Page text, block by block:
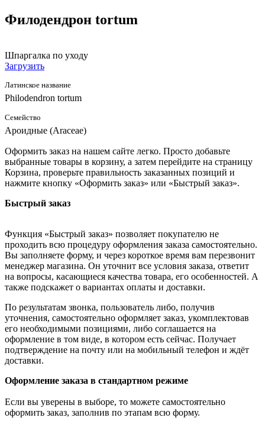
Филодендрон tortum
Шпаргалка по уходу
Загрузить
Латинское название
Philodendron tortum
Семейство
Ароидные (Araceae)
Оформить заказ на нашем сайте легко. Просто добавьте
выбранные товары в корзину, а затем перейдите на страницу
Корзина, проверьте правильность заказанных позиций и
нажмите кнопку «Оформить заказ» или «Быстрый заказ».
Быстрый заказ
Функция «Быстрый заказ» позволяет покупателю не
проходить всю процедуру оформления заказа самостоятельно.
Вы заполняете форму, и через короткое время вам перезвонит
менеджер магазина. Он уточнит все условия заказа, ответит
на вопросы, касающиеся качества товара, его особенностей. А
также подскажет о вариантах оплаты и доставки.
По результатам звонка, пользователь либо, получив
уточнения, самостоятельно оформляет заказ, укомплектовав
его необходимыми позициями, либо соглашается на
оформление в том виде, в котором есть сейчас. Получает
подтверждение на почту или на мобильный телефон и ждёт
доставки.
Оформление заказа в стандартном режиме
Если вы уверены в выборе, то можете самостоятельно
оформить заказ, заполнив по этапам всю форму.